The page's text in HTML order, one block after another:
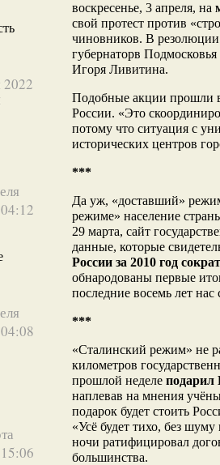
2022
воскресенье, 3 апреля, на
свой протест против
чиновников. В резолюции
губернаторв
Игоря Ливитина.
Подобные акции прошли
России. «Это
потому что ситуация с
исторических центров
***
Да уж, «доставший»
режиме» население
29 марта, сайт
данные, которые
России за 2010 год
обнародованы первые
последние восемь лет
***
«Сталинский режим» не
километров
прошлой неделе подарил
наплевав на мнения
подарок будет стоить
«Усё будет тихо, без
ночи ратифицировал
большинства.